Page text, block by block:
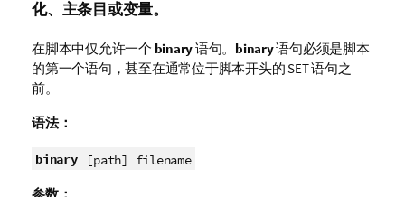
化、主条目或变量。
在脚本中仅允许一个 binary语句。 binary语句必须是脚本
的第一个语句，甚至在通常位于脚本开头的 SET 语句之
前。
语法：
binary [path] filename